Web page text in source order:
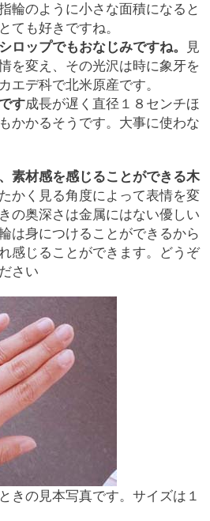
輪のように小さな面積になると
ても好きですね。
ロップでもおなじみですね。
見
を変え、その光沢は時に象牙を
エデ科で北米原産です。
す成長が遅く直径１８センチほ
かかるそうです。大事に使わな
素材感を感じることができる木
かく見る角度によって表情を変
の奥深さは金属にはない優しい
は身につけることができるから
感じることができます。どうぞ
さい
きの見本写真です。サイズは１